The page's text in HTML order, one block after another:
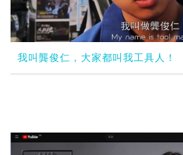
我叫龔俊仁，大家都叫我工具人！